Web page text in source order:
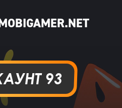
MOBIGAMER.NET
93